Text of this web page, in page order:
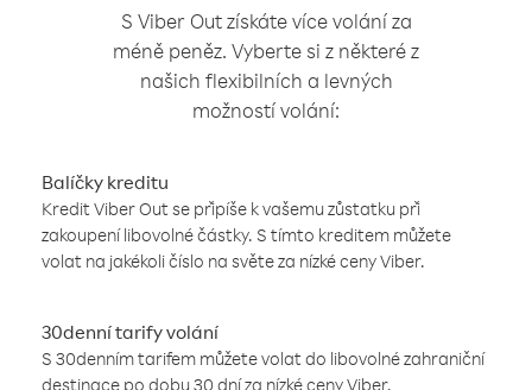
S Viber Out získáte více volání za
méně peněz. Vyberte si z některé z
našich flexibilních a levných
možností volání:
Balíčky kreditu
Kredit Viber Out se připíše k vašemu zůstatku při
zakoupení libovolné částky. S tímto kreditem můžete
volat na jakékoli číslo na světe za nízké ceny Viber.
30denní tarify volání
S 30denním tarifem můžete volat do libovolné zahraniční
destinace po dobu 30 dní za nízké ceny Viber.